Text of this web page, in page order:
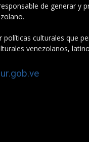
de generar y
culturales que
venezolanos,